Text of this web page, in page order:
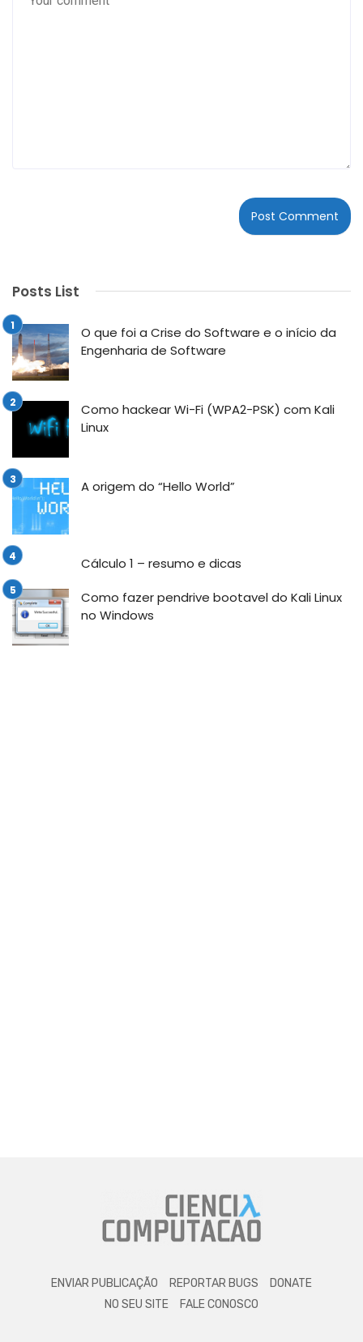
Posts List
O que foi a Crise do Software e o início da
Engenharia de Software
Como hackear Wi-Fi (WPA2-PSK) com Kali
Linux
A origem do “Hello World”
Cálculo 1 – resumo e dicas
Como fazer pendrive bootavel do Kali Linux
no Windows
ENVIAR PUBLICAÇÃO REPORTAR BUGS
DONATE
NO SEU SITE
FALE CONOSCO